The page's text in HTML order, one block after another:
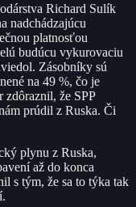
Richard Sulík
nadchádzajúcu
platnosťou
budúcu vykurovaciu
Zásobníky sú
na 49 %, čo je
zdôraznil, že SPP
prúdil z Ruska. Či
plynu z Ruska,
až do konca
s tým, že sa to týka tak